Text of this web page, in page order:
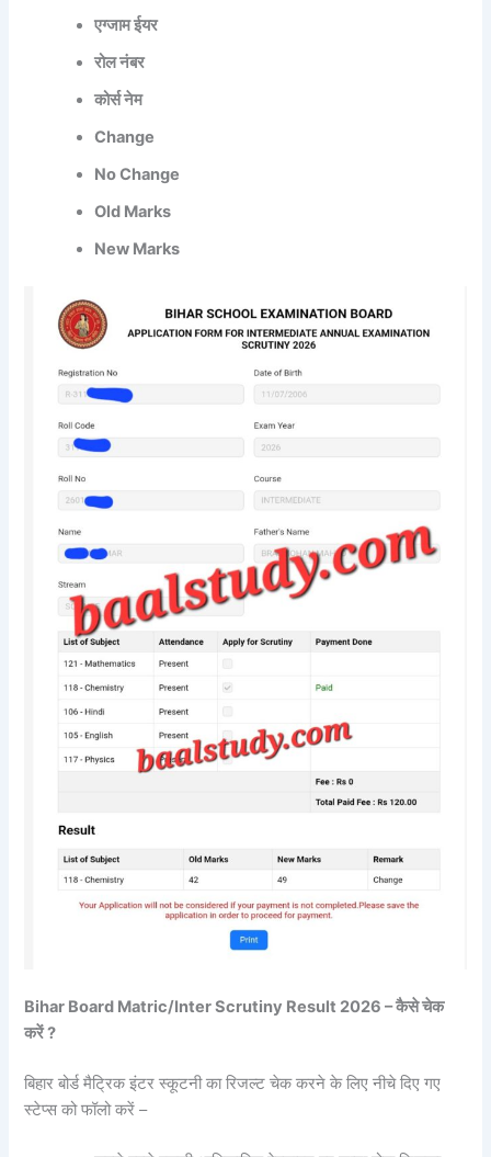
एग्जाम ईयर
रोल नंबर
कोर्स नेम
Change
No Change
Old Marks
New Marks
Bihar Board Matric/Inter Scrutiny Result 2026 – कैसे चेक
करें ?
बिहार बोर्ड मैट्रिक इंटर स्कूटनी का रिजल्ट चेक करने के लिए नीचे दिए गए
स्टेप्स को फॉलो करें –